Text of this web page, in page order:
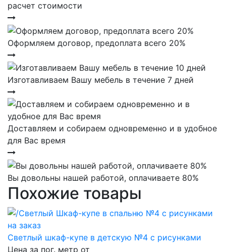
расчет стоимости
Оформляем договор, предоплата всего 20%
Изготавливаем Вашу мебель в течение 7 дней
Доставляем и собираем одновременно и в удобное
для Вас время
Вы довольны нашей работой, оплачиваете 80%
Похожие товары
Светлый шкаф-купе в детскую №4 с рисунками
Цена за пог. метр от